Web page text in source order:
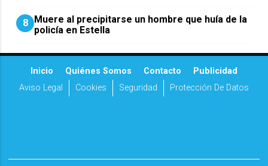
8 Muere al precipitarse un hombre que huía de la
policía en Estella
Inicio Quiénes Somos Contacto
Publicidad
Aviso Legal
Cookies Seguridad Protección De Datos